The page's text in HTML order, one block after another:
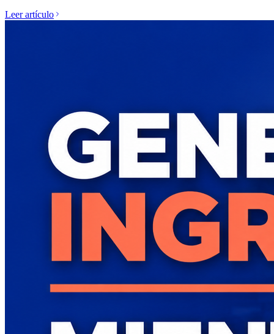
Leer artículo